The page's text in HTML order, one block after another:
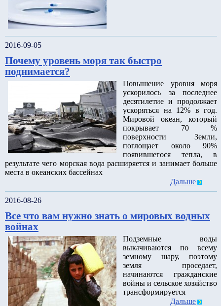
2016-09-05
Почему уровень моря так быстро
поднимается?
Повышение уровня моря
ускорилось за последнее
десятилетие и продолжает
ускоряться на 12% в год.
Мировой океан, который
покрывает 70 %
поверхности Земли,
поглощает около 90%
появившегося тепла, в
результате чего морская вода расширяется и занимает больше
места в океанских бассейнах
Дальше
2016-08-26
Все что вам нужно знать о мировых водных
войнах
Подземные воды
выкачиваются по всему
земному шару, поэтому
земля проседает,
начинаются гражданские
войны и сельское хозяйство
трансформируется
Дальше